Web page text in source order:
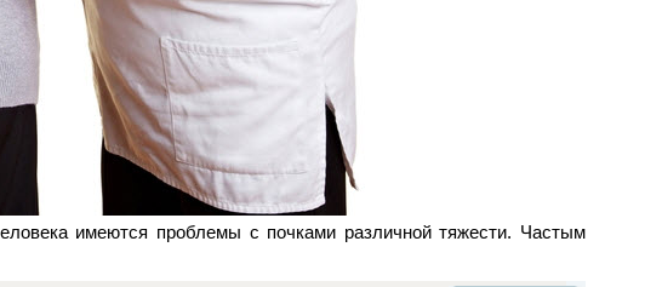
имеются проблемы с почками различной тяжести. Частым